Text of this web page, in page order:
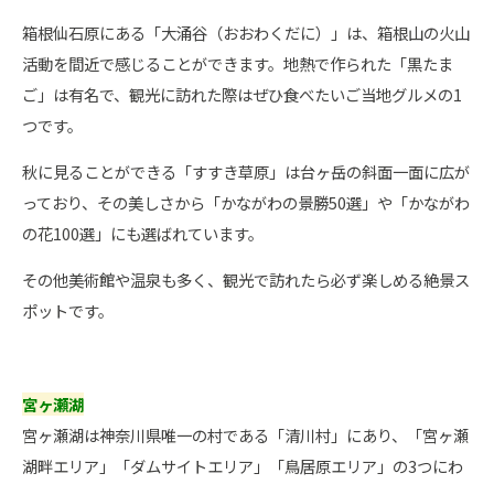
箱根仙石原にある「大涌谷（おおわくだに）」は、箱根山の火山
活動を間近で感じることができます。地熱で作られた「黒たま
ご」は有名で、観光に訪れた際はぜひ食べたいご当地グルメの1
つです。
秋に見ることができる「すすき草原」は台ヶ岳の斜面一面に広が
っており、その美しさから「かながわの景勝50選」や「かながわ
の花100選」にも選ばれています。
その他美術館や温泉も多く、観光で訪れたら必ず楽しめる絶景ス
ポットです。
宮ヶ瀬湖
宮ヶ瀬湖は神奈川県唯一の村である「清川村」にあり、「宮ヶ瀬
湖畔エリア」「ダムサイトエリア」「鳥居原エリア」の3つにわ